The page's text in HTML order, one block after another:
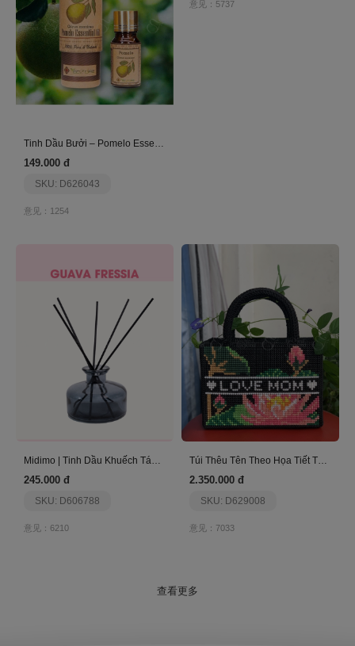
Tinh Dầu Bưởi – Pomelo Essential Oil
149.000 đ
SKU: D626043
意见：1254
意见：5737
245.000 đ
SKU: D606788
意见：6210
2.350.000 đ
SKU: D629008
意见：7033
查看更多